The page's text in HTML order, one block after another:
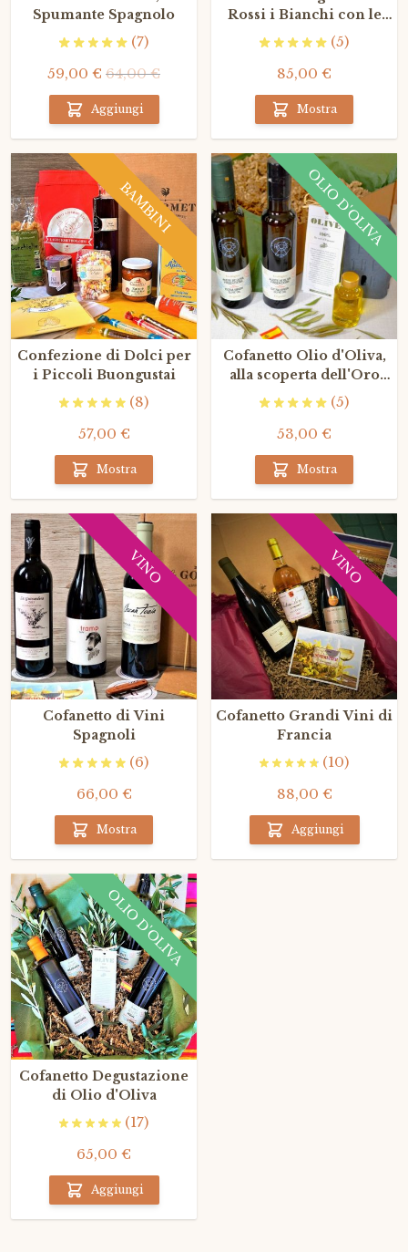
Spumante Spagnolo
(7)
59,00 € 64,00 €
Aggiungi
Rossi i Bianchi con le
Bollicine(5)
85,00 €
Mostra
BAMBINI
Confezione di Dolci per
i Piccoli Buongustai
(8)
57,00 €
Mostra
OLIO D'OLIVA
Cofanetto Olio d'Oliva,
alla scoperta dell'Oro
Verde (5)
53,00 €
Mostra
VINO
Cofanetto di Vini
Spagnoli
(6)
66,00 €
Mostra
VINO
Cofanetto Grandi Vini di
Francia
(10)
88,00 €
Aggiungi
OLIO D'OLIVA
Cofanetto Degustazione
di Olio d'Oliva
(17)
65,00 €
Aggiungi